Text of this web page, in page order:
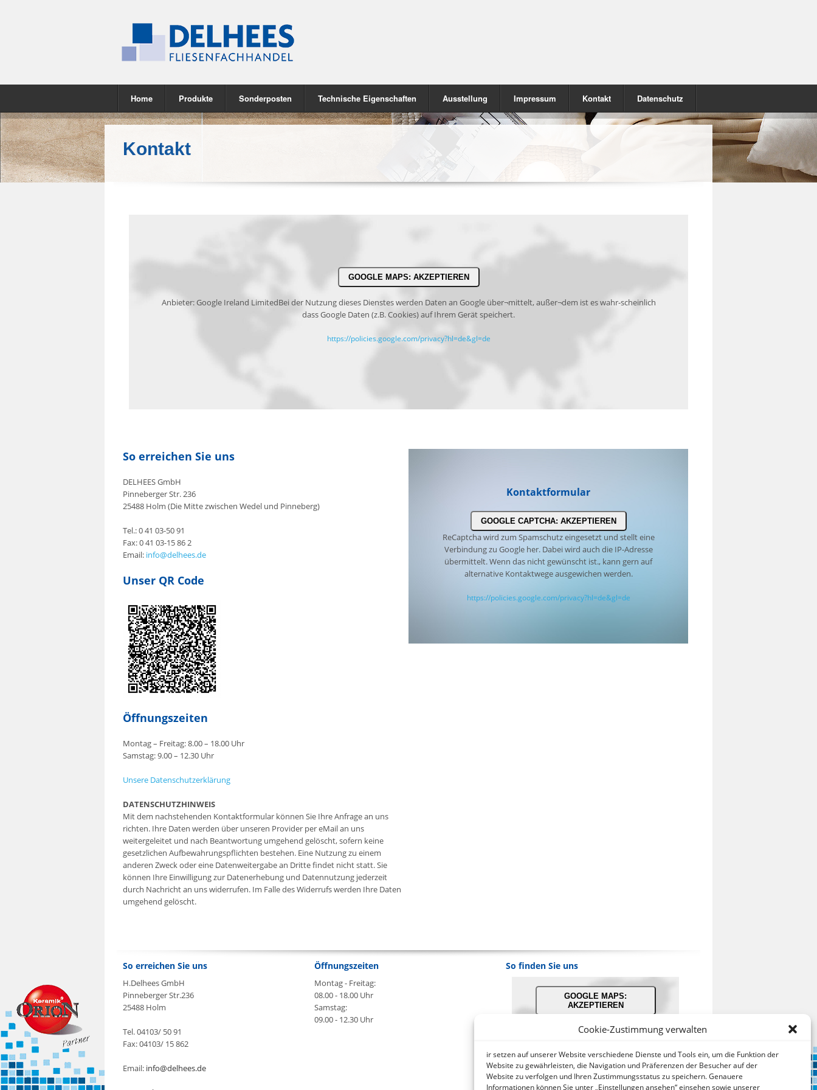
Cookie-Zustimmung verwalten
ir setzen auf unserer Website verschiedene Dienste und Tools ein, um die Funktion der
Website zu gewährleisten, die Navigation und Präferenzen der Besucher auf der
Website zu verfolgen und Ihren Zustimmungsstatus zu speichern. Genauere
Informationen können Sie unter „Einstellungen ansehen“ einsehen sowie unserer
Home Produkte Sonderposten Technische Eigenschaften Ausstellung Impressum Kontakt Datenschutz
Kontakt
GOOGLE MAPS: AKZEPTIEREN
Anbieter: Google Ireland LimitedBei der Nutzung dieses Dienstes werden Daten an Google über¬mittelt, außer¬dem ist es wahr-scheinlich
dass Google Daten (z.B. Cookies) auf Ihrem Gerät speichert.
https://policies.google.com/privacy?hl=de&gl=de
So erreichen Sie uns
DELHEES GmbH
Pinneberger Str. 236
25488 Holm (Die Mitte zwischen Wedel und Pinneberg)
Tel.: 0 41 03-50 91
Fax: 0 41 03-15 86 2
Email: info@delhees.de
Unser QR Code
Öffnungszeiten
Montag – Freitag: 8.00 – 18.00 Uhr
Samstag: 9.00 – 12.30 Uhr
Unsere Datenschutzerklärung
DATENSCHUTZHINWEIS
Mit dem nachstehenden Kontaktformular können Sie Ihre Anfrage an uns
richten. Ihre Daten werden über unseren Provider per eMail an uns
weitergeleitet und nach Beantwortung umgehend gelöscht, sofern keine
gesetzlichen Aufbewahrungspflichten bestehen. Eine Nutzung zu einem
anderen Zweck oder eine Datenweitergabe an Dritte findet nicht statt. Sie
können Ihre Einwilligung zur Datenerhebung und Datennutzung jederzeit
durch Nachricht an uns widerrufen. Im Falle des Widerrufs werden Ihre Daten
umgehend gelöscht.
Kontaktformular
GOOGLE CAPTCHA: AKZEPTIEREN
ReCaptcha wird zum Spamschutz eingesetzt und stellt eine
Verbindung zu Google her. Dabei wird auch die IP-Adresse
übermittelt. Wenn das nicht gewünscht ist., kann gern auf
alternative Kontaktwege ausgewichen werden.
https://policies.google.com/privacy?hl=de&gl=de
So erreichen Sie uns
H.Delhees GmbH
Pinneberger Str.236
25488 Holm
Tel. 04103/ 50 91
Fax: 04103/ 15 862
Email: info@delhees.de
Öffnungszeiten
Montag - Freitag:
08.00 - 18.00 Uhr
Samstag:
09.00 - 12.30 Uhr
So finden Sie uns
GOOGLE MAPS:
AKZEPTIEREN
Anbieter: Google Ireland Limited
Bei der Nutzung dieses Dienstes
werden Daten an Google
über¬mittelt, außer¬dem ist es